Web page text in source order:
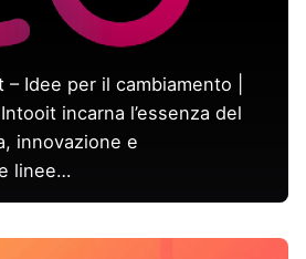
– Idee per il cambiamento |
incarna l’essenza del
innovazione e
linee…